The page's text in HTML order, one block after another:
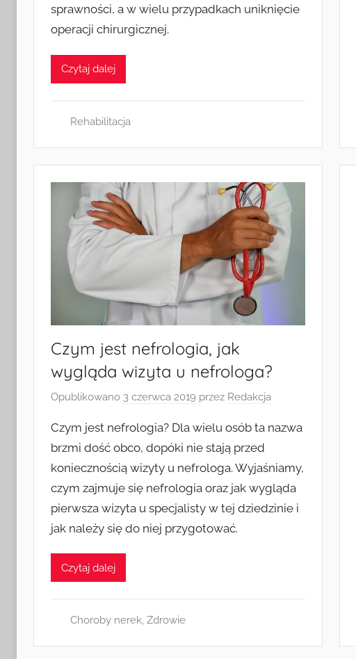
sprawności, a w wielu przypadkach uniknięcie
operacji chirurgicznej.
Czytaj dalej
Rehabilitacja
Czym jest nefrologia, jak
wygląda wizyta u nefrologa?
Opublikowano 3 czerwca 2019 przez Redakcja
Czym jest nefrologia? Dla wielu osób ta nazwa
brzmi dość obco, dopóki nie stają przed
koniecznością wizyty u nefrologa. Wyjaśniamy,
czym zajmuje się nefrologia oraz jak wygląda
pierwsza wizyta u specjalisty w tej dziedzinie i
jak należy się do niej przygotować.
Czytaj dalej
Choroby nerek, Zdrowie